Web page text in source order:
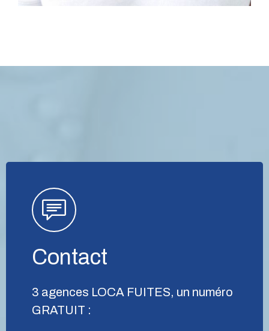
Contact
3 agences LOCA FUITES, un numéro
GRATUIT :